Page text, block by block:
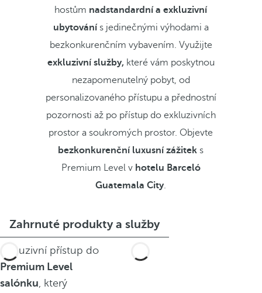
hostům nadstandardní a exkluzivní
ubytovánís jedinečnými výhodami a
bezkonkurenčním vybavením. Využijte
exkluzivní služby,které vám poskytnou
nezapomenutelný pobyt, od
personalizovaného přístupu a přednostní
pozornosti až po přístup do exkluzivních
prostor a soukromých prostor. Objevte
bezkonkurenční luxusní zážitek s
Premium Level v hotelu Barceló
Guatemala City.
Zahrnuté produkty a služby
Exkluzivní přístup do
Premium Level
salónku, který